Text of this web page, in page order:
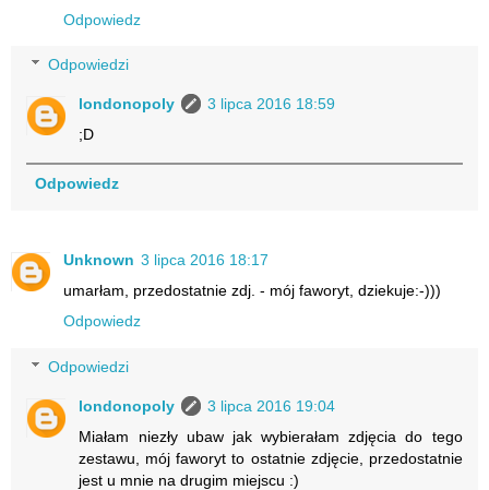
Odpowiedz
Odpowiedzi
londonopoly
3 lipca 2016 18:59
;D
Odpowiedz
Unknown 3 lipca 2016 18:17
umarłam, przedostatnie zdj. - mój faworyt, dziekuje:-)))
Odpowiedz
Odpowiedzi
londonopoly
3 lipca 2016 19:04
Miałam niezły ubaw jak wybierałam zdjęcia do tego
zestawu, mój faworyt to ostatnie zdjęcie, przedostatnie
jest u mnie na drugim miejscu :)